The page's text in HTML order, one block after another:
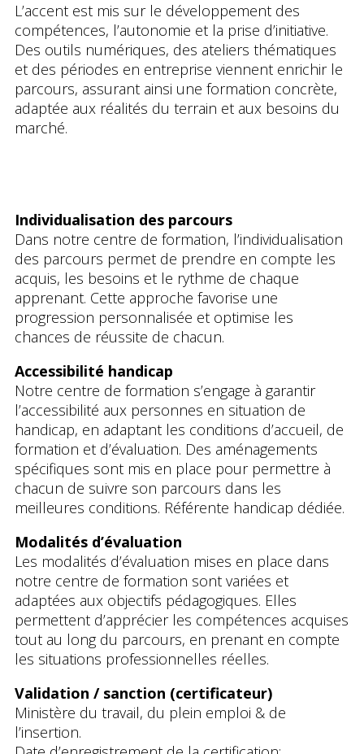
L’accent est mis sur le développement des
compétences, l’autonomie et la prise d’initiative.
Des outils numériques, des ateliers thématiques
et des périodes en entreprise viennent enrichir le
parcours, assurant ainsi une formation concrète,
adaptée aux réalités du terrain et aux besoins du
marché.
Individualisation des parcours
Dans notre centre de formation, l’individualisation
des parcours permet de prendre en compte les
acquis, les besoins et le rythme de chaque
apprenant. Cette approche favorise une
progression personnalisée et optimise les
chances de réussite de chacun.
Accessibilité handicap
Notre centre de formation s’engage à garantir
l’accessibilité aux personnes en situation de
handicap, en adaptant les conditions d’accueil, de
formation et d’évaluation. Des aménagements
spécifiques sont mis en place pour permettre à
chacun de suivre son parcours dans les
meilleures conditions. Référente handicap dédiée.
Modalités d’évaluation
Les modalités d’évaluation mises en place dans
notre centre de formation sont variées et
adaptées aux objectifs pédagogiques. Elles
permettent d’apprécier les compétences acquises
tout au long du parcours, en prenant en compte
les situations professionnelles réelles.
Validation / sanction (certificateur)
Ministère du travail, du plein emploi & de
l’insertion.